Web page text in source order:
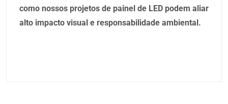
como nossos projetos de painel de LED podem aliar
alto impacto visual e responsabilidade ambiental.